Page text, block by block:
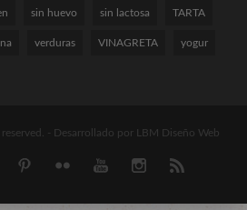
sin huevo sin lactosa TARTA
verduras VINAGRETA yogur
- Desarrollado por LBM Diseño Web